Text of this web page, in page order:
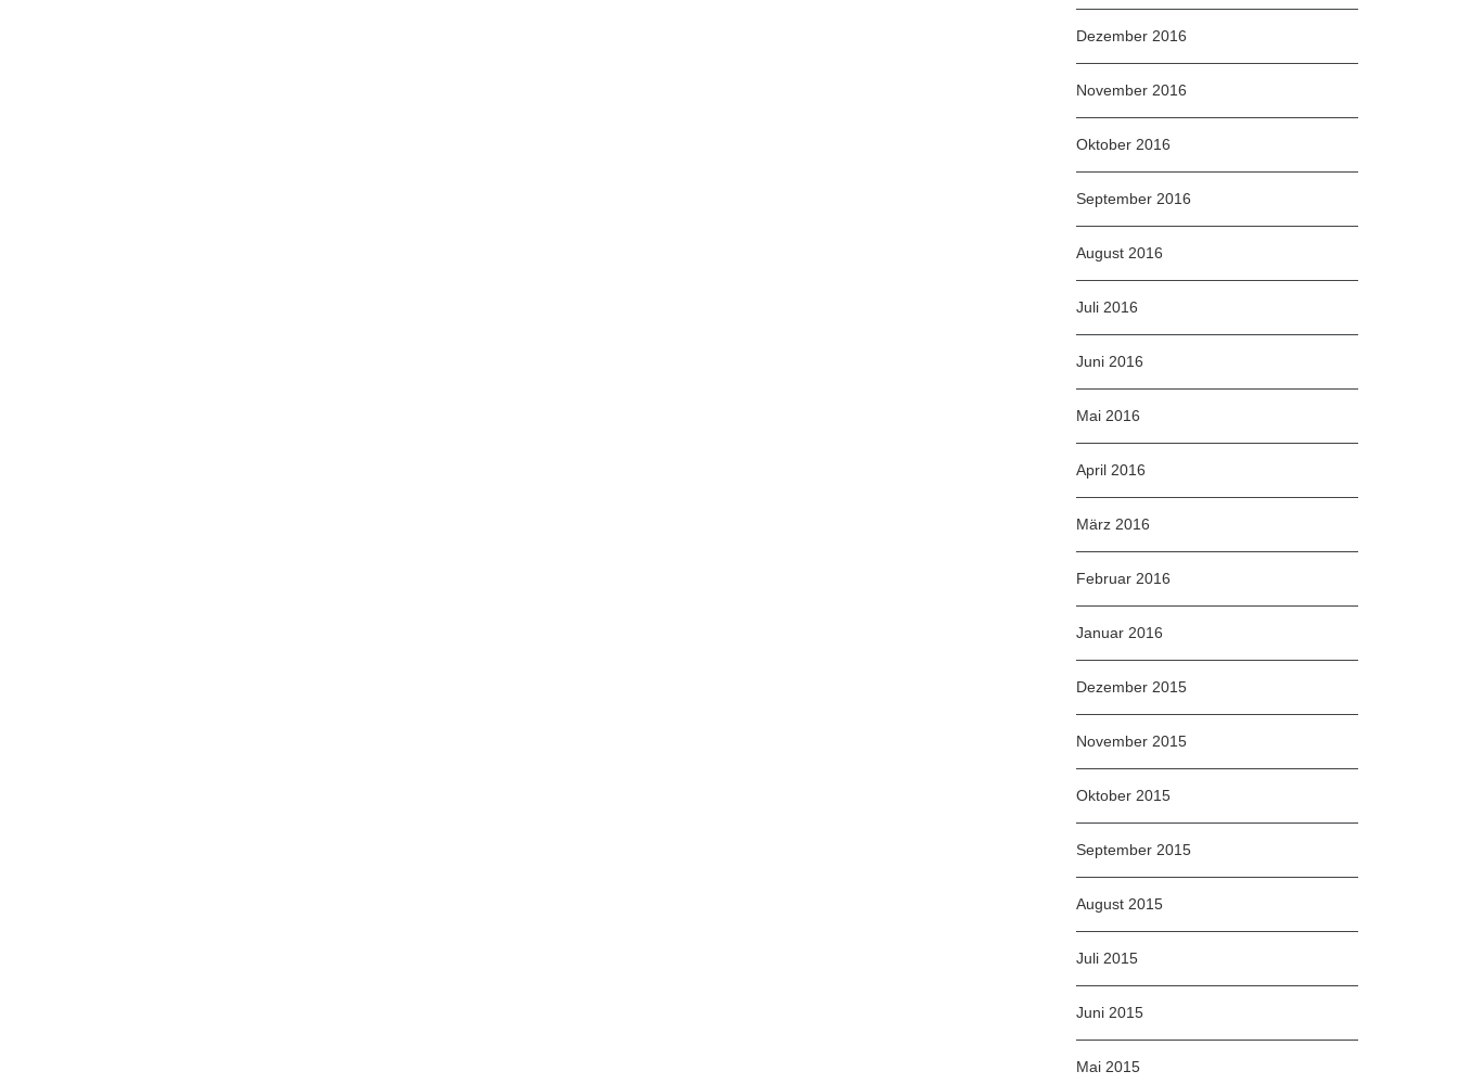
Dezember 2016
November 2016
Oktober 2016
September 2016
August 2016
Juli 2016
Juni 2016
Mai 2016
April 2016
März 2016
Februar 2016
Januar 2016
Dezember 2015
November 2015
Oktober 2015
September 2015
August 2015
Juli 2015
Juni 2015
Mai 2015